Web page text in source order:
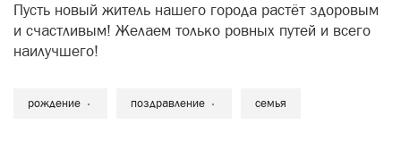
Пусть новый житель нашего города растёт здоровым
и счастливым! Желаем только ровных путей и всего
наилучшего!
рождение поздравление семья